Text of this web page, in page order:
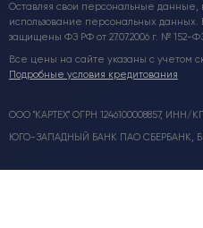
Оставляя свои персональные данные,
использование персональных
защищены ФЗ РФ от 27.07.2006 г. № 152-
Все цены на сайте указаны с учетом
Подробные условия кредитования
ООО "КАРТЕХ" ОГРН 1246100008857, ИНН/
ЮГО-ЗАПАДНЫЙ БАНК ПАО СБЕРБАНК,